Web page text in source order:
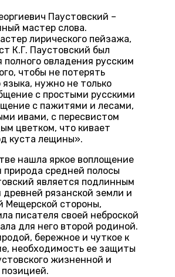
Паустовский –
мастер слова.
лирического пейзажа,
К.Г. Паустовский был
полного овладения русским
чтобы не потерять
языка, нужно не только
с простыми русскими
с пажитями и лесами,
ивами, с пересвистом
цветком, что кивает
куста лещины».
нашла яркое воплощение
природа средней полосы
является подлинным
рязанской земли и
Мещерской стороны,
писателя своей неброской
для него второй родиной.
бережное и чуткое к
необходимость ее защиты
жизненной и